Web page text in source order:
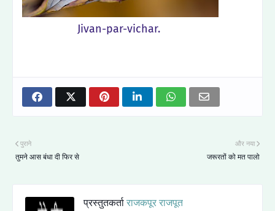
Jivan-par-vichar.
और नया
जरूरतों को मत पालो
पुराने
तुमने आस बंधा दी फिर से
प्रस्तुतकर्ता राजकपूर राजपूत